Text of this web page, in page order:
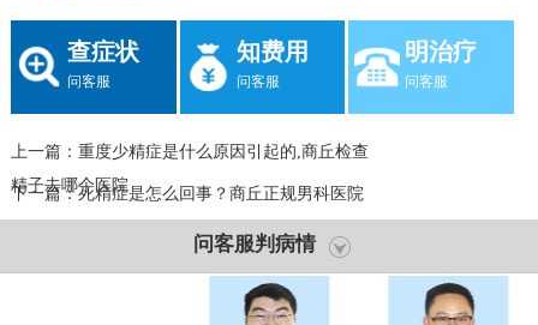
查症状
问客服
知费用
问客服
明治疗
问客服
上一篇： 重度少精症是什么原因引起的,商丘检查
精子去哪个医院
下一篇：死精症是怎么回事？商丘正规男科医院
问客服判病情